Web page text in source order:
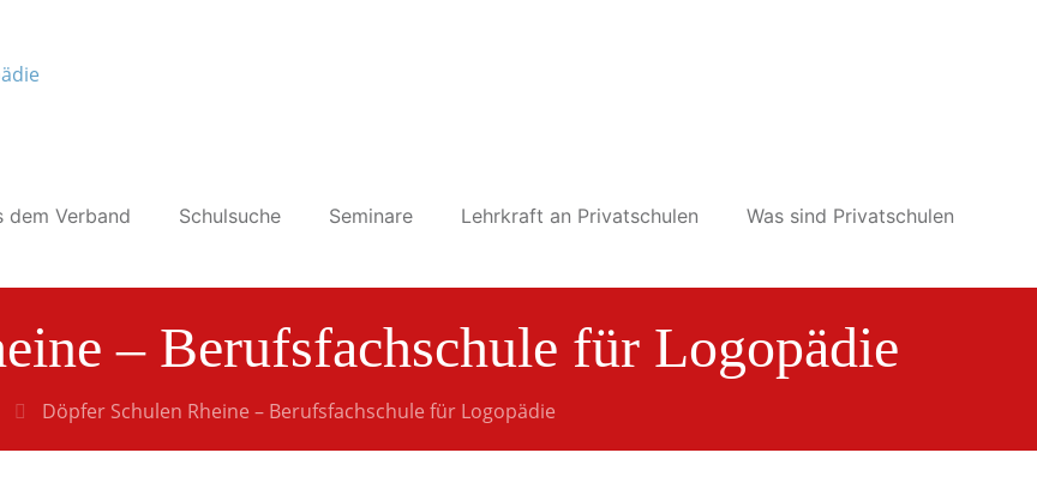
dem Verband Schulsuche Seminare Lehrkraft an Privatschulen Was sind Privatschulen
– Berufsfachschule für Logopädie
Döpfer Schulen Rheine – Berufsfachschule für Logopädie